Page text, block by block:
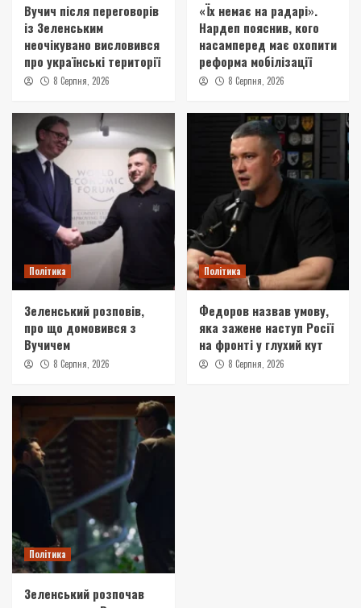
Вучич після переговорів
із Зеленським
неочікувано висловився
про українські території
8 Серпня, 2026
«Їх немає на радарі».
Нардеп пояснив, кого
насамперед має охопити
реформа мобілізації
8 Серпня, 2026
Політика
Зеленський розповів,
про що домовився з
Вучичем
8 Серпня, 2026
Політика
Федоров назвав умову,
яка зажене наступ Росії
на фронті у глухий кут
8 Серпня, 2026
Політика
Зеленський розпочав